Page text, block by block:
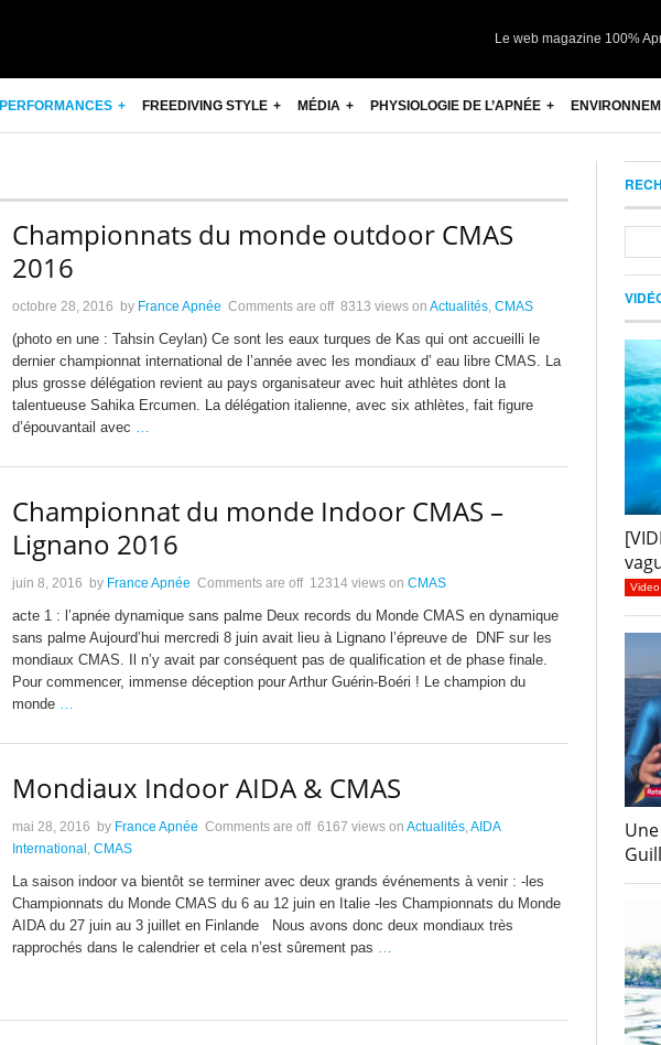
Le web magazine 100%
PERFORMANCES FREEDIVING STYLE MÉDIA PHYSIOLOGIE DE L’APNÉE
Championnats du monde outdoor CMAS
2016
octobre 28, 2016 by France Apnée Comments are off 8313 views on Actualités, CMAS
(photo en une : Tahsin Ceylan) Ce sont les eaux turques de Kas qui ont accueilli le
dernier championnat international de l’année avec les mondiaux d’ eau libre CMAS. La
plus grosse délégation revient au pays organisateur avec huit athlètes dont la
talentueuse Sahika Ercumen. La délégation italienne, avec six athlètes, fait figure
d’épouvantail avec …
Championnat du monde Indoor CMAS –
Lignano 2016
juin 8, 2016 by France Apnée Comments are off 12314 views on CMAS
acte 1 : l’apnée dynamique sans palme Deux records du Monde CMAS en dynamique
sans palme Aujourd’hui mercredi 8 juin avait lieu à Lignano l’épreuve de DNF sur les
mondiaux CMAS. Il n’y avait par conséquent pas de qualification et de phase finale.
Pour commencer, immense déception pour Arthur Guérin-Boéri ! Le champion du
monde …
Mondiaux Indoor AIDA & CMAS
mai 28, 2016 by France Apnée Comments are off 6167 views on Actualités,AIDA
International , CMAS
La saison indoor va bientôt se terminer avec deux grands événements à venir : -les
Championnats du Monde CMAS du 6 au 12 juin en Italie -les Championnats du Monde
AIDA du 27 juin au 3 juillet en Finlande Nous avons donc deux mondiaux très
rapprochés dans le calendrier et cela n’est sûrement pas …
Video